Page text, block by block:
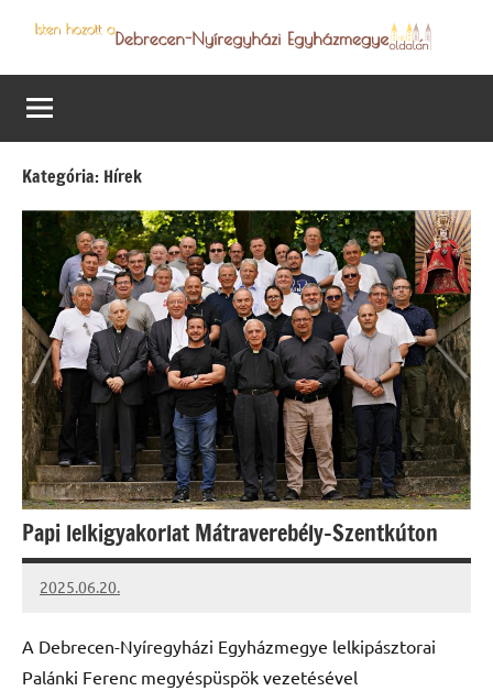
content
Debrecen-
Nyíregyházi
Egyházmegye
programjai
Kategória: Hírek
Papi lelkigyakorlat Mátraverebély-Szentkúton
2025.06.20.
Leiszt
A Debrecen-Nyíregyházi Egyházmegye lelkipásztorai
Palánki Ferenc megyéspüspök vezetésével